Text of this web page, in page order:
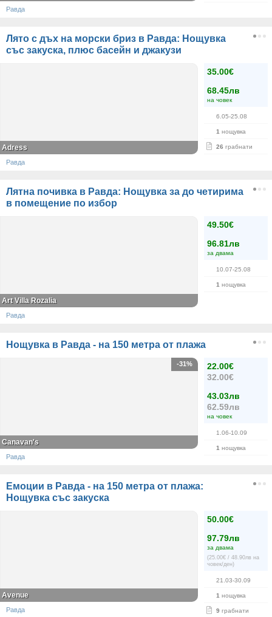
Равда
Лято с дъх на морски бриз в Равда: Нощувка
със закуска, плюс басейн и джакузи
35.00€
68.45лв
на човек
6.05-25.08
1 нощувка
26 грабнати
Adress
Равда
Лятна почивка в Равда: Нощувка за до четирима
в помещение по избор
49.50€
96.81лв
за двама
10.07-25.08
1 нощувка
Art Villa Rozalia
Равда
Нощувка в Равда - на 150 метра от плажа
22.00€
32.00€
43.03лв
62.59лв
на човек
1.06-10.09
1 нощувка
-31%
Canavan's
Равда
Емоции в Равда - на 150 метра от плажа:
Нощувка със закуска
50.00€
97.79лв
за двама
(25.00€ / 48.90лв на
човек/ден)
21.03-30.09
1 нощувка
9 грабнати
Avenue
Равда